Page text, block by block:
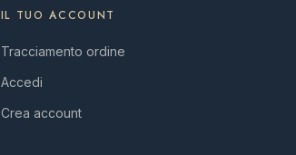
IL TUO ACCOUNT
Tracciamento ordine
Accedi
Crea account